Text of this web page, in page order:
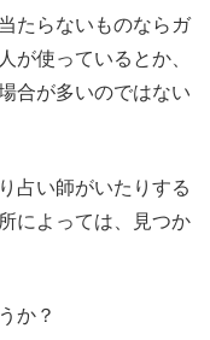
たらないものならガ
が使っているとか、
合が多いのではない
占い師がいたりする
によっては、見つか
か？